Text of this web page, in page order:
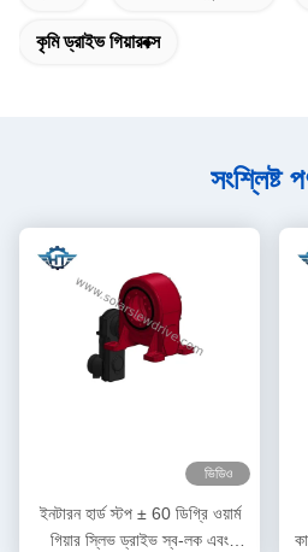
কৃমি ড্রাইভ গিয়ারবক্স
সংশ্লিষ্ট
ভিডিও
ইনটারন হার্ড স্টপ ± 60 ডিগ্রি ওয়ার্ম
গিয়ার স্লিভ ড্রাইভ স্ব-লক এবং